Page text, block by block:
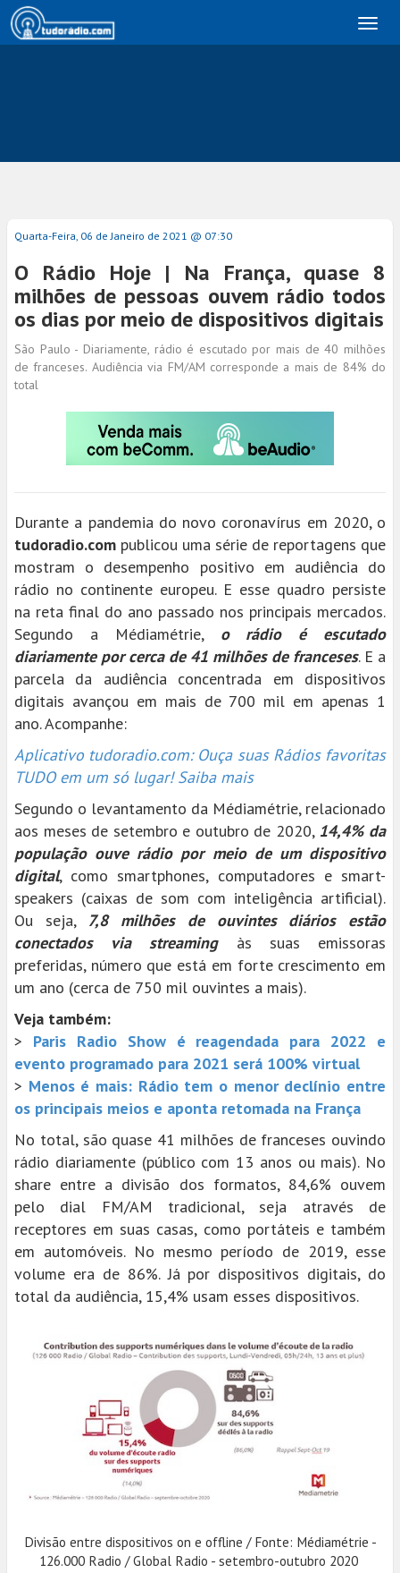
Quarta-Feira, 06 de Janeiro de 2021 @ 07:30
O Rádio Hoje | Na França, quase 8
milhões de pessoas ouvem rádio todos
os dias por meio de dispositivos digitais
São Paulo - Diariamente, rádio é escutado por mais de 40 milhões
de franceses. Audiência via FM/AM corresponde a mais de 84% do
total
Durante a pandemia do novo coronavírus em 2020, o
tudoradio.com publicou uma série de reportagens que
mostram o desempenho positivo em audiência do
rádio no continente europeu. E esse quadro persiste
na reta final do ano passado nos principais mercados.
Segundo a Médiamétrie, o rádio é escutado
diariamente por cerca de 41 milhões de franceses. E a
parcela da audiência concentrada em dispositivos
digitais avançou em mais de 700 mil em apenas 1
ano. Acompanhe:
Aplicativo tudoradio.com: Ouça suas Rádios favoritas
TUDO em um só lugar! Saiba mais
Segundo o levantamento da Médiamétrie, relacionado
aos meses de setembro e outubro de 2020, 14,4% da
população ouve rádio por meio de um dispositivo
digital, como smartphones, computadores e smart-
speakers (caixas de som com inteligência artificial).
Ou seja, 7,8 milhões de ouvintes diários estão
conectados via streamingàs suas emissoras
preferidas, número que está em forte crescimento em
um ano (cerca de 750 mil ouvintes a mais).
Veja também:
> Paris Radio Show é reagendada para 2022 e
evento programado para 2021 será 100% virtual
> Menos é mais: Rádio tem o menor declínio entre
os principais meios e aponta retomada na França
No total, são quase 41 milhões de franceses ouvindo
rádio diariamente (público com 13 anos ou mais). No
share entre a divisão dos formatos, 84,6% ouvem
pelo dial FM/AM tradicional, seja através de
receptores em suas casas, como portáteis e também
em automóveis. No mesmo período de 2019, esse
volume era de 86%. Já por dispositivos digitais, do
total da audiência, 15,4% usam esses dispositivos.
Divisão entre dispositivos on e offline / Fonte: Médiamétrie -
126.000 Radio / Global Radio - setembro-outubro 2020